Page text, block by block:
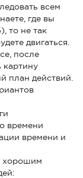
всем
где вы
то не так
двигаться.
после
картину
план действий.
времени
времени и
хорошим